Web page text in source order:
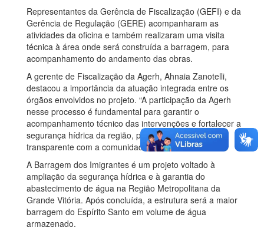
Representantes da Gerência de Fiscalização (GEFI) e da
Gerência de Regulação (GERE) acompanharam as
atividades da oficina e também realizaram uma visita
técnica à área onde será construída a barragem, para
acompanhamento do andamento das obras.
A gerente de Fiscalização da Agerh, Ahnaia Zanotelli,
destacou a importância da atuação integrada entre os
órgãos envolvidos no projeto. “A participação da Agerh
nesse processo é fundamental para garantir o
acompanhamento técnico das intervenções e fortalecer a
segurança hídrica da região, por meio de um diálogo
transparente com a comunidade”, afirmou.
A Barragem dos Imigrantes é um projeto voltado à
ampliação da segurança hídrica e à garantia do
abastecimento de água na Região Metropolitana da
Grande Vitória. Após concluída, a estrutura será a maior
barragem do Espírito Santo em volume de água
armazenado.